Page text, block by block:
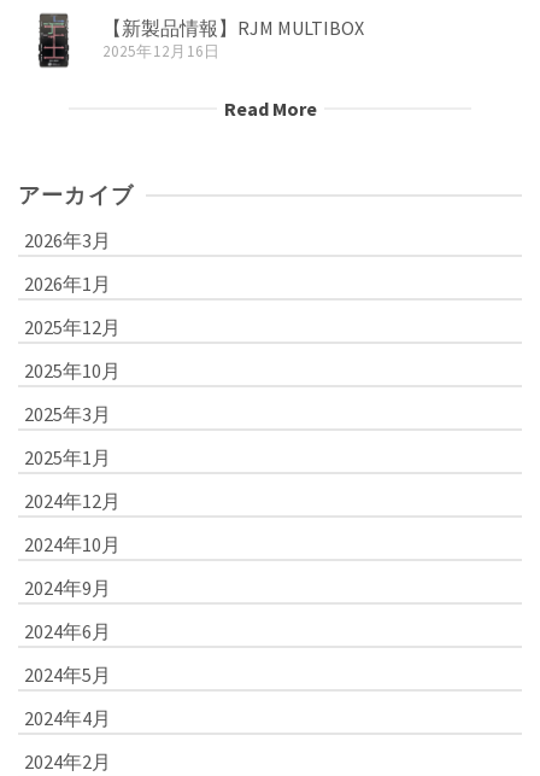
【新製品情報】RJM MULTIBOX
2025年12月16日
Read More
アーカイブ
2026年3月
2026年1月
2025年12月
2025年10月
2025年3月
2025年1月
2024年12月
2024年10月
2024年9月
2024年6月
2024年5月
2024年4月
2024年2月